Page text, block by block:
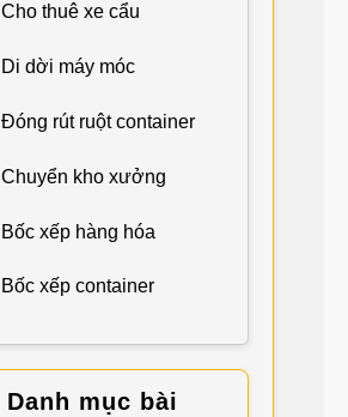
Cho thuê xe cẩu
Di dời máy móc
Đóng rút ruột container
Chuyển kho xưởng
Bốc xếp hàng hóa
Bốc xếp container
Danh mục bài